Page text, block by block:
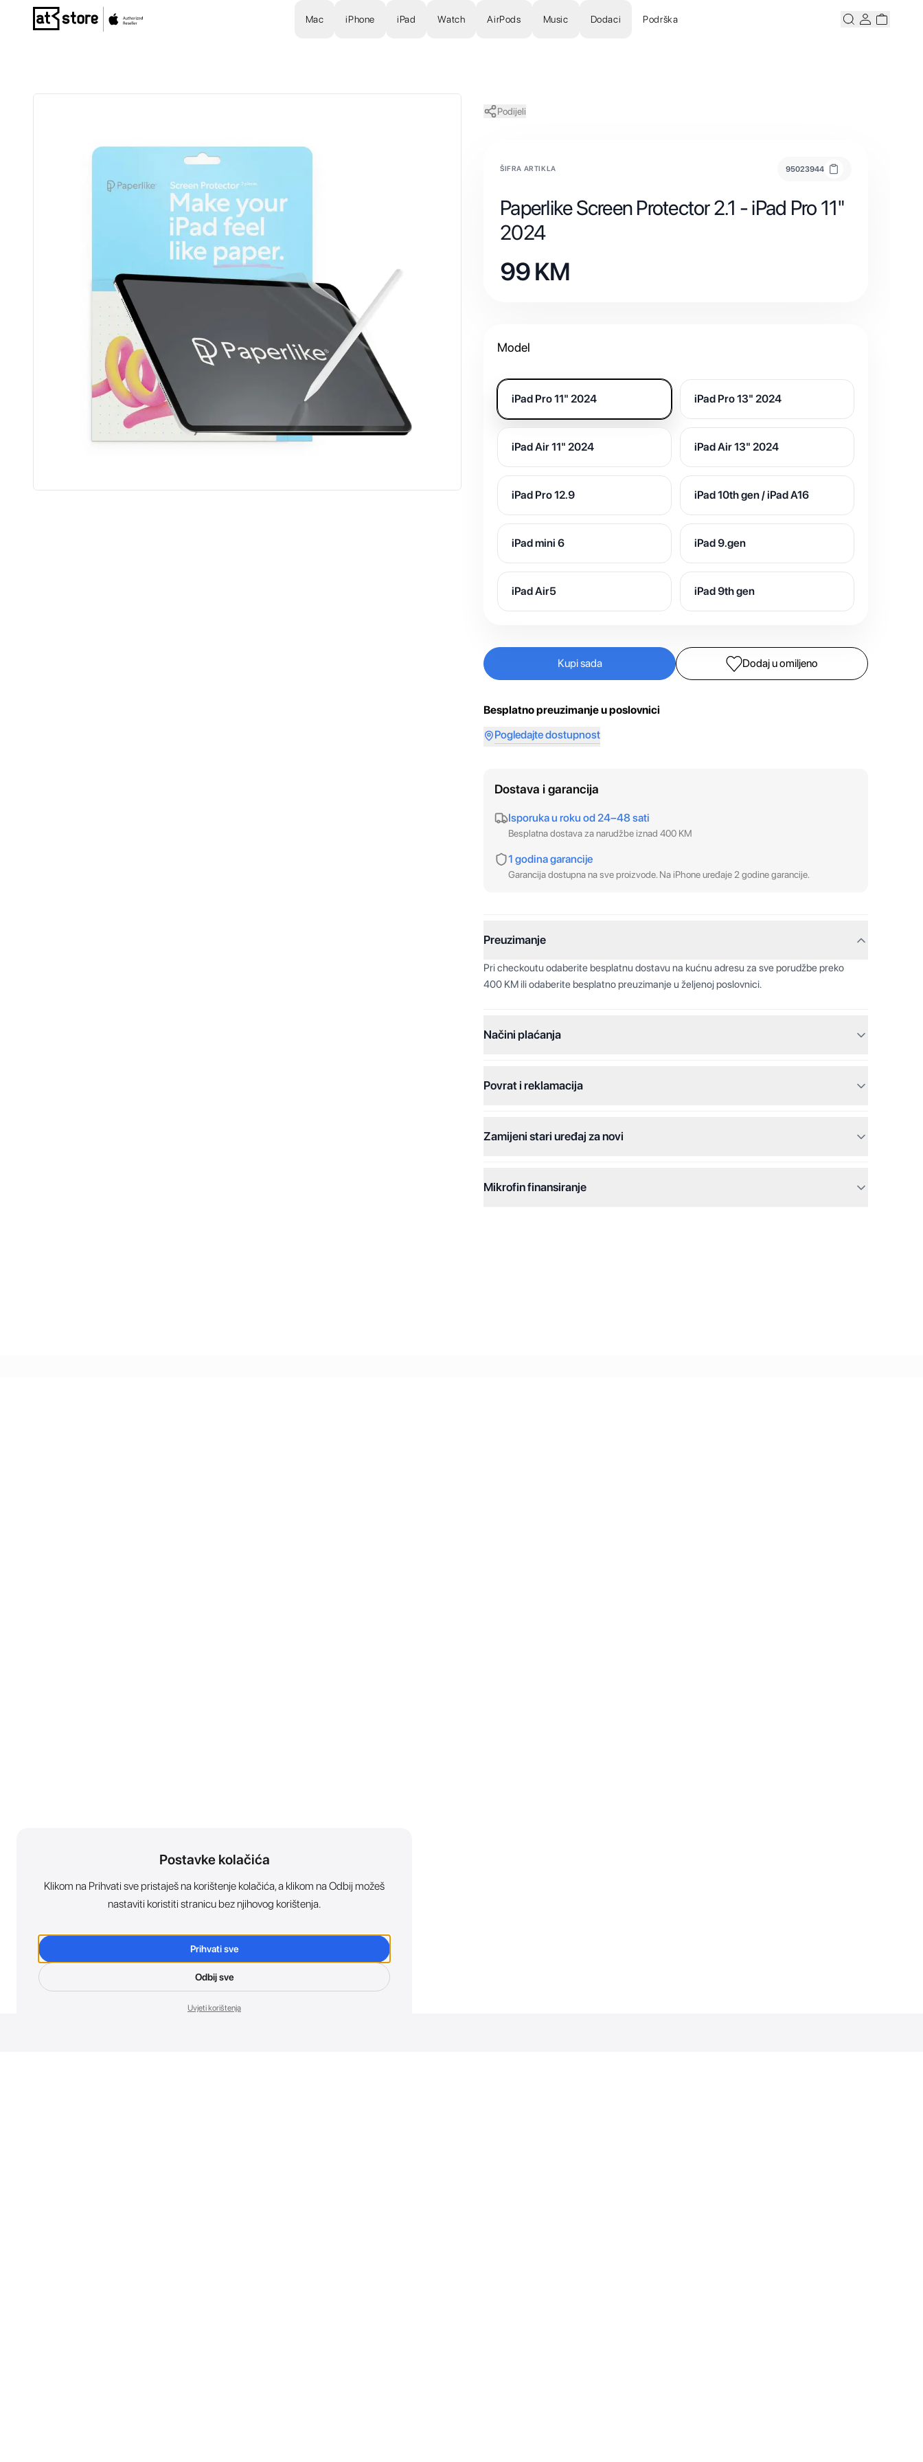
Posjetite početnu stranicu AT Store
Mac iPhone iPad Watch AirPods Music Dodaci Podrška PretražiKorisnicki
Podijeli
ŠIFRA ARTIKLA 95023944
Paperlike Screen Protector 2.1 - iPad Pro 11"
2024
99KM
Model
iPad Pro 11" 2024 iPad Pro 13" 2024
iPad Air 11" 2024 iPad Air 13" 2024
iPad Pro 12.9 iPad 10th gen / iPad A16
iPad mini 6 iPad 9.gen
iPad Air5 iPad 9th gen
Kupi sada Dodaj u omiljeno
Besplatno preuzimanje u poslovnici
Pogledajte dostupnost
Dostava i garancija
Isporuka u roku od 24–48 sati
Besplatna dostava za narudžbe iznad 400 KM
1 godina garancije
Garancija dostupna na sve proizvode. Na iPhone uređaje 2 godine garancije.
Preuzimanje
Pri checkoutu odaberite besplatnu dostavu na kućnu adresu za sve porudžbe preko
400 KM ili odaberite besplatno preuzimanje u željenoj poslovnici.
Načini plaćanja
Jednokratna plaćanja:
Dodatne opcije:
Online plaćanje na rate:
Povrat i reklamacija
Zamijeni stari uređaj za novi
Mikrofin finansiranje
Postavke kolačića
Klikom na Prihvati sve pristaješ na korištenje kolačića, a klikom na Odbij možeš
nastaviti koristiti stranicu bez njihovog korištenja.
Prihvati sve
Odbij sve
Uvjeti korištenja